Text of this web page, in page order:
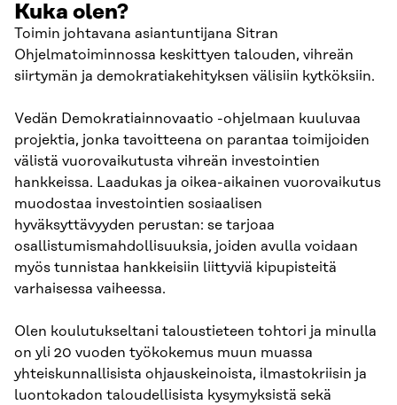
Kuka olen?
Toimin johtavana asiantuntijana Sitran
Ohjelmatoiminnossa keskittyen talouden, vihreän
siirtymän ja demokratiakehityksen välisiin kytköksiin.
Vedän Demokratiainnovaatio -ohjelmaan kuuluvaa
projektia, jonka tavoitteena on parantaa toimijoiden
välistä vuorovaikutusta vihreän investointien
hankkeissa. Laadukas ja oikea-aikainen vuorovaikutus
muodostaa investointien sosiaalisen
hyväksyttävyyden perustan: se tarjoaa
osallistumismahdollisuuksia, joiden avulla voidaan
myös tunnistaa hankkeisiin liittyviä kipupisteitä
varhaisessa vaiheessa.
Olen koulutukseltani taloustieteen tohtori ja minulla
on yli 20 vuoden työkokemus muun muassa
yhteiskunnallisista ohjauskeinoista, ilmastokriisin ja
luontokadon taloudellisista kysymyksistä sekä